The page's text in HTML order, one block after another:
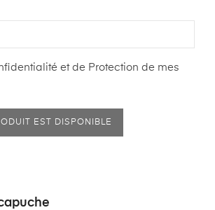
et de Protection de mes
EST DISPONIBLE